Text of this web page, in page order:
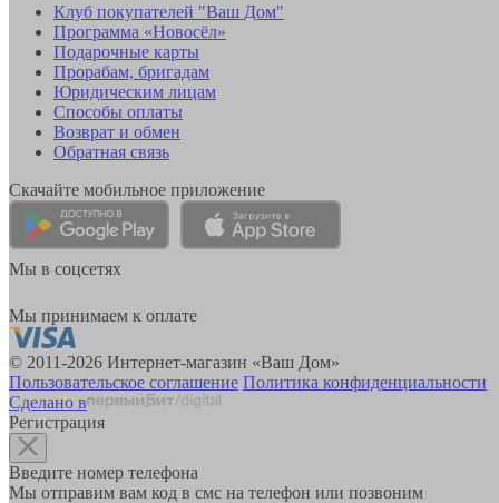
Клуб покупателей "Ваш Дом"
Программа «Новосёл»
Подарочные карты
Прорабам, бригадам
Юридическим лицам
Способы оплаты
Возврат и обмен
Обратная связь
Скачайте мобильное приложение
Мы в соцсетях
Мы принимаем к оплате
© 2011-2026 Интернет-магазин «Ваш Дом»
Пользовательское соглашение Политика конфиденциальности
Сделано в
Регистрация
Введите номер телефона
Мы отправим вам код в смс на телефон или позвоним